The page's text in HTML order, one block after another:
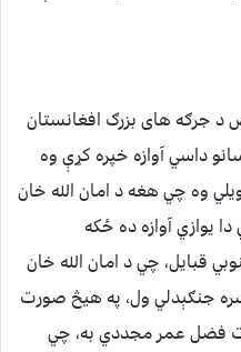
د جرګه های بزرګ افغانستان
داسي آوازه خپره کړې وه
وه چي هغه د امان الله خان
یوازي آوازه ده ځکه
قبایل، چي د امان الله خان
جنګېدلي ول، په هیڅ صورت
فضل عمر مجددي به، چي